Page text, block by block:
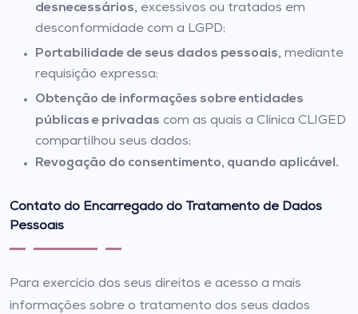
desnecessários, excessivos ou tratados em
desconformidade com a LGPD;
Portabilidade de seus dados pessoais, mediante
requisição expressa;
Obtenção de informações sobre entidades
públicas e privadas com as quais a Clínica CLIGED
compartilhou seus dados;
Revogação do consentimento, quando aplicável.
Contato do Encarregado do Tratamento de Dados
Pessoais
Para exercício dos seus direitos e acesso a mais
informações sobre o tratamento dos seus dados